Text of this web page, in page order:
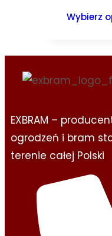
Wybierz
EXBRAM –
ogrodzeń i bram
terenie całej Polski